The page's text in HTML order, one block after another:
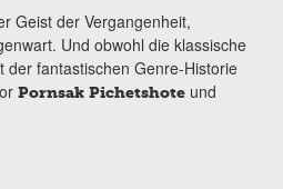
Geist der Vergangenheit,
Und obwohl die klassische
der fantastischen Genre-Historie
Pornsak Pichetshote und